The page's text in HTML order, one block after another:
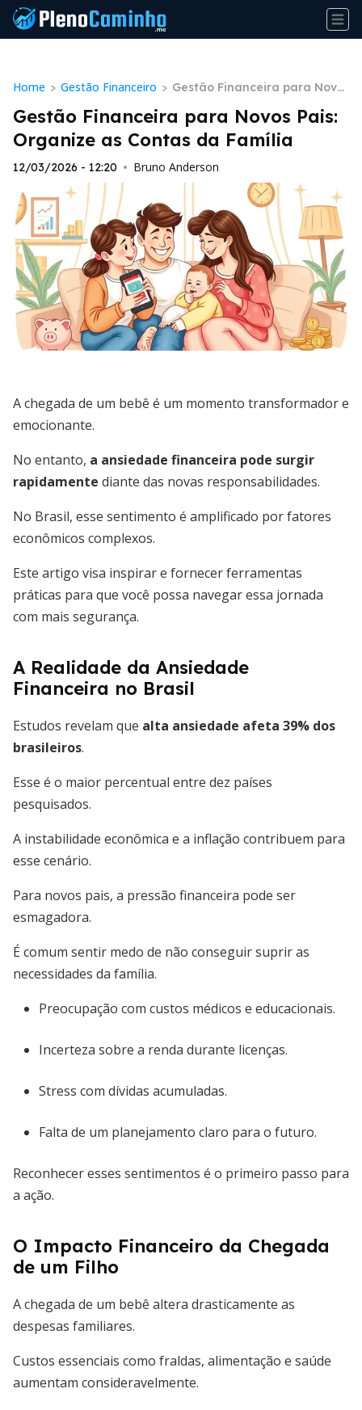
Home > Gestão Financeiro > Gestão Financeira para Novo
s Pais: Organize as Contas da
Família
Gestão Financeira para Novos Pais:
Organize as Contas da Família
12/03/2026 - 12:20 • Bruno Anderson
A chegada de um bebê é um momento transformador e
emocionante.
No entanto, a ansiedade financeira pode surgir
rapidamente diante das novas responsabilidades.
No Brasil, esse sentimento é amplificado por fatores
econômicos complexos.
Este artigo visa inspirar e fornecer ferramentas
práticas para que você possa navegar essa jornada
com mais segurança.
A Realidade da Ansiedade
Financeira no Brasil
Estudos revelam que alta ansiedade afeta 39% dos
brasileiros.
Esse é o maior percentual entre dez países
pesquisados.
A instabilidade econômica e a inflação contribuem para
esse cenário.
Para novos pais, a pressão financeira pode ser
esmagadora.
É comum sentir medo de não conseguir suprir as
necessidades da família.
Preocupação com custos médicos e educacionais.
Incerteza sobre a renda durante licenças.
Stress com dívidas acumuladas.
Falta de um planejamento claro para o futuro.
Reconhecer esses sentimentos é o primeiro passo para
a ação.
O Impacto Financeiro da Chegada
de um Filho
A chegada de um bebê altera drasticamente as
despesas familiares.
Custos essenciais como fraldas, alimentação e saúde
aumentam consideravelmente.